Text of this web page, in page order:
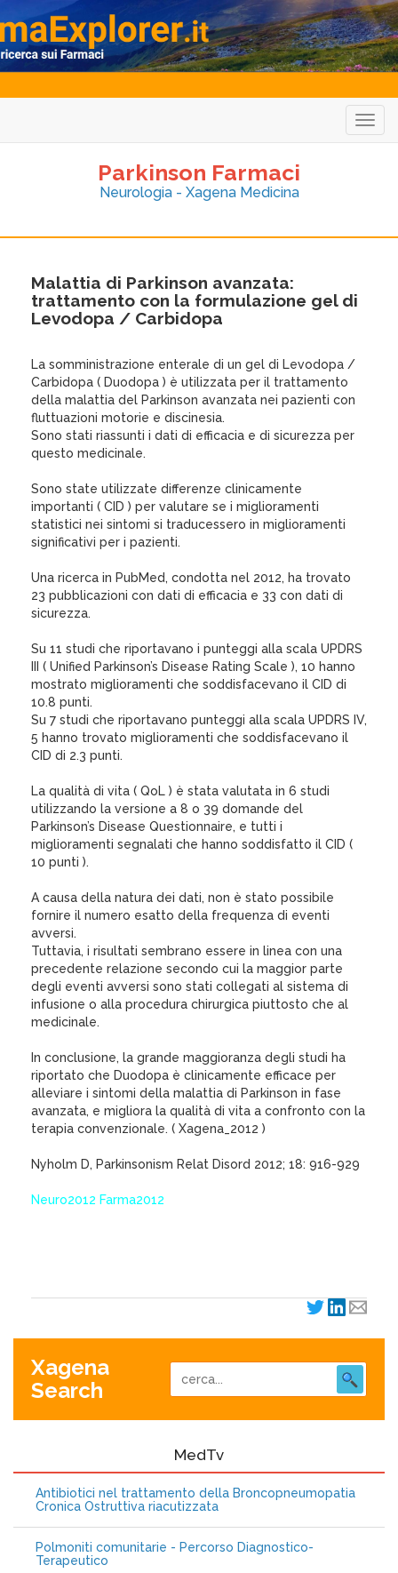
Parkinson Farmaci
Neurologia - Xagena Medicina
Malattia di Parkinson avanzata:
trattamento con la formulazione gel di
Levodopa / Carbidopa
La somministrazione enterale di un gel di Levodopa /
Carbidopa ( Duodopa ) è utilizzata per il trattamento
della malattia del Parkinson avanzata nei pazienti con
fluttuazioni motorie e discinesia.
Sono stati riassunti i dati di efficacia e di sicurezza per
questo medicinale.
Sono state utilizzate differenze clinicamente
importanti ( CID ) per valutare se i miglioramenti
statistici nei sintomi si traducessero in miglioramenti
significativi per i pazienti.
Una ricerca in PubMed, condotta nel 2012, ha trovato
23 pubblicazioni con dati di efficacia e 33 con dati di
sicurezza.
Su 11 studi che riportavano i punteggi alla scala UPDRS
III ( Unified Parkinson’s Disease Rating Scale ), 10 hanno
mostrato miglioramenti che soddisfacevano il CID di
10.8 punti.
Su 7 studi che riportavano punteggi alla scala UPDRS IV,
5 hanno trovato miglioramenti che soddisfacevano il
CID di 2.3 punti.
La qualità di vita ( QoL ) è stata valutata in 6 studi
utilizzando la versione a 8 o 39 domande del
Parkinson’s Disease Questionnaire, e tutti i
miglioramenti segnalati che hanno soddisfatto il CID (
10 punti ).
A causa della natura dei dati, non è stato possibile
fornire il numero esatto della frequenza di eventi
avversi.
Tuttavia, i risultati sembrano essere in linea con una
precedente relazione secondo cui la maggior parte
degli eventi avversi sono stati collegati al sistema di
infusione o alla procedura chirurgica piuttosto che al
medicinale.
In conclusione, la grande maggioranza degli studi ha
riportato che Duodopa è clinicamente efficace per
alleviare i sintomi della malattia di Parkinson in fase
avanzata, e migliora la qualità di vita a confronto con la
terapia convenzionale. ( Xagena_2012 )
Nyholm D, Parkinsonism Relat Disord 2012; 18: 916-929
Neuro2012 Farma2012
Xagena
Search
MedTv
Antibiotici nel trattamento della Broncopneumopatia
Cronica Ostruttiva riacutizzata
Polmoniti comunitarie - Percorso Diagnostico-
Terapeutico